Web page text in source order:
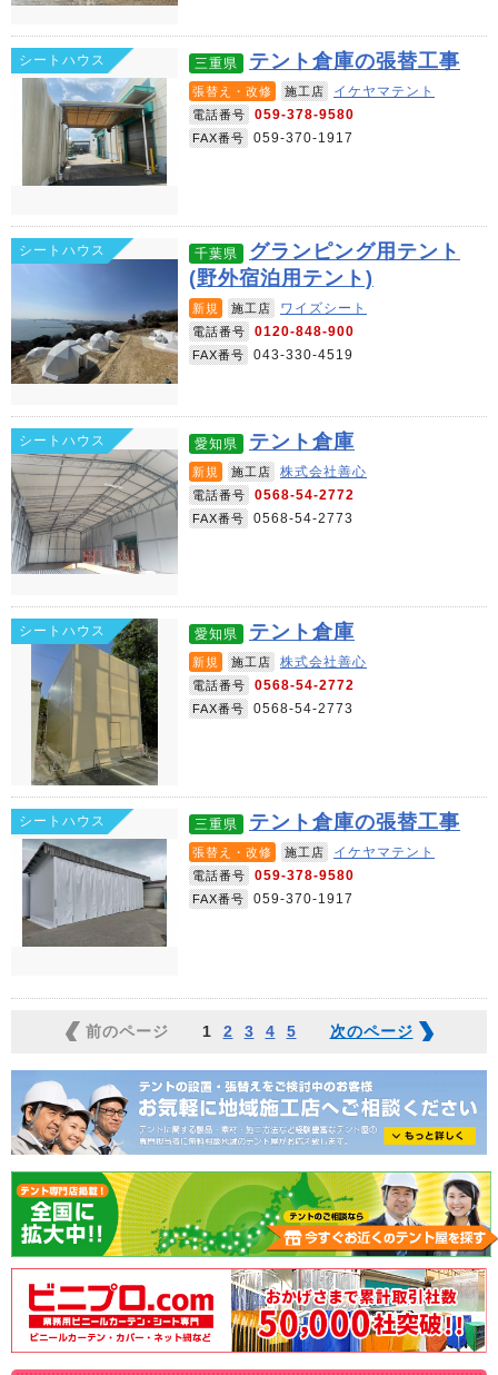
シートハウス 三重県 テント倉庫の張替工事
張替え・改修 施工店 イケヤマテント
電話番号 059-378-9580
FAX番号 059-370-1917
シートハウス 千葉県
グランピング用テント
(野外宿泊用テント)
新規 施工店 ワイズシート
電話番号 0120-848-900
FAX番号 043-330-4519
シートハウス 愛知県 テント倉庫
新規 施工店 株式会社善心
電話番号 0568-54-2772
FAX番号 0568-54-2773
シートハウス 愛知県 テント倉庫
新規 施工店 株式会社善心
電話番号 0568-54-2772
FAX番号 0568-54-2773
シートハウス 三重県 テント倉庫の張替工事
張替え・改修 施工店 イケヤマテント
電話番号 059-378-9580
FAX番号 059-370-1917
前のページ 1 2 3 4 5 次のページ